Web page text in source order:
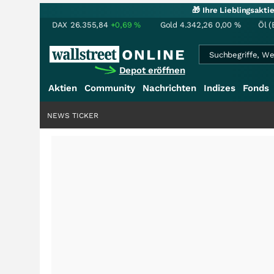
🎁 Ihre
DAX 26.355,84 +0,69% Gold 4.342,26 0,00 % Öl
Depot eröffnen
Aktien
Community Nachrichten Indizes Fonds
NEWS TICKER